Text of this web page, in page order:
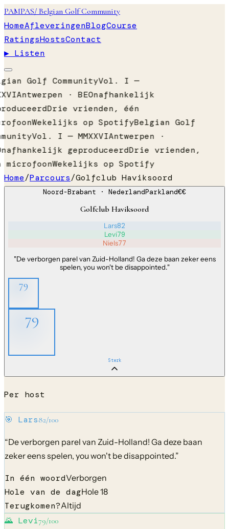
PAMPAS/ Belgian Golf Community
HomeAfleveringenBlogCourse
RatingsHostsContact
▶ Listen
Golf CommunityVol. I —
Antwerpen · BEOnafhankelijk
Drie vrienden, één
Wekelijks op SpotifyBelgian Golf
Vol. I — MMXXVIAntwerpen ·
geproduceerdDrie vrienden,
microfoonWekelijks op Spotify
Home/Parcours/Golfclub Haviksoord
Noord-Brabant · NederlandParkland€€
Golfclub Haviksoord
Lars82
Levi79
Niels77
"De verborgen parel van Zuid-Holland! Ga deze baan zeker eens
spelen, you won't be disappointed."
79
79
Sterk
Per host
🎯 Lars82/100
“De verborgen parel van Zuid-Holland! Ga deze baan
zeker eens spelen, you won't be disappointed.”
In één woordVerborgen
Hole van de dagHole 18
Terugkomen?Altijd
🌄 Levi79/100